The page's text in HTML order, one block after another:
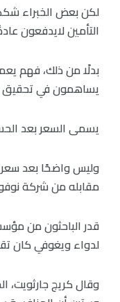
لكن بعض الخبراء
التأمين لايدفعون
بدلًا من ذلك، فهم
يساهمون في
يسمى السعر بعد
مقابله من شركة
قدر الباحثون من
لدواء ويغوفي كان
وقال كريج جارثويت،